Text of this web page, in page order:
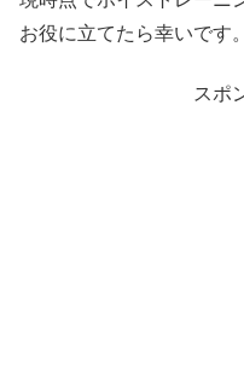
お役に立てたら幸いです。
スポ